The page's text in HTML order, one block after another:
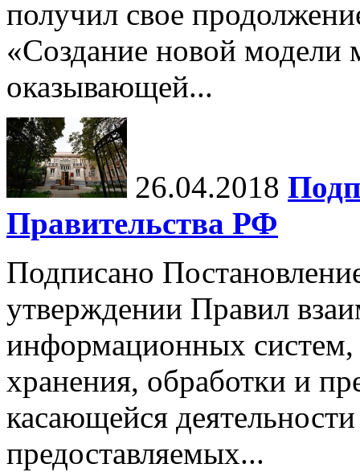
получил свое
«Создание новой модели
оказывающей...
26.04.2018
Правительства РФ
Подписано
утверждении Правил
информационных систем,
хранения, обработки и
касающейся
предоставляемых...